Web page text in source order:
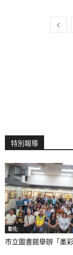
特別報導
彰化
市立圖書館舉辦「墨